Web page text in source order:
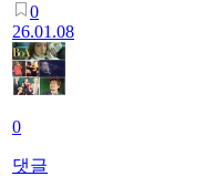
0
26.01.08
0
댓글